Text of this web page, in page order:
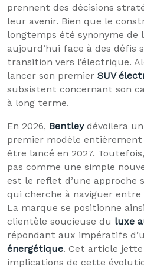
prennent des décisions
leur avenir. Bien que le
longtemps été synonyme
aujourd’hui face à des défis
transition vers l’électrique.
lancer son premier SUV
subsistent concernant son
à long terme.
En 2026, Bentleydévoilera un
premier modèle
être lancé en 2027.
pas comme une simple
est le reflet d’une approche
qui cherche à naviguer
La marque se positionne
clientèle soucieuse du luxe
répondant aux impératifs
énergétique. Cet article
implications de cette